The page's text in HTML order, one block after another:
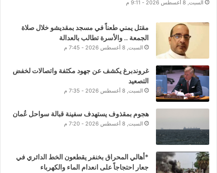
السبت, 8 أغسطس 2026 - 9:11 م
مقتل يمني طعناً في مسجد بمقديشو خلال صلاة
الجمعة .. والأسرة تطالب بالعدالة
السبت, 8 أغسطس 2026 - 7:45 م
غروندبرغ يكشف عن جهود مكثفة واتصالات لخفض
التصعيد
السبت, 8 أغسطس 2026 - 7:35 م
هجوم بمقذوف يستهدف سفينة قبالة سواحل عُمان
السبت, 8 أغسطس 2026 - 7:20 م
*أهالي المحراق بخنفر يقطعون الخط الدائري في
جعار احتجاجاً على انعدام الماء والكهرباء